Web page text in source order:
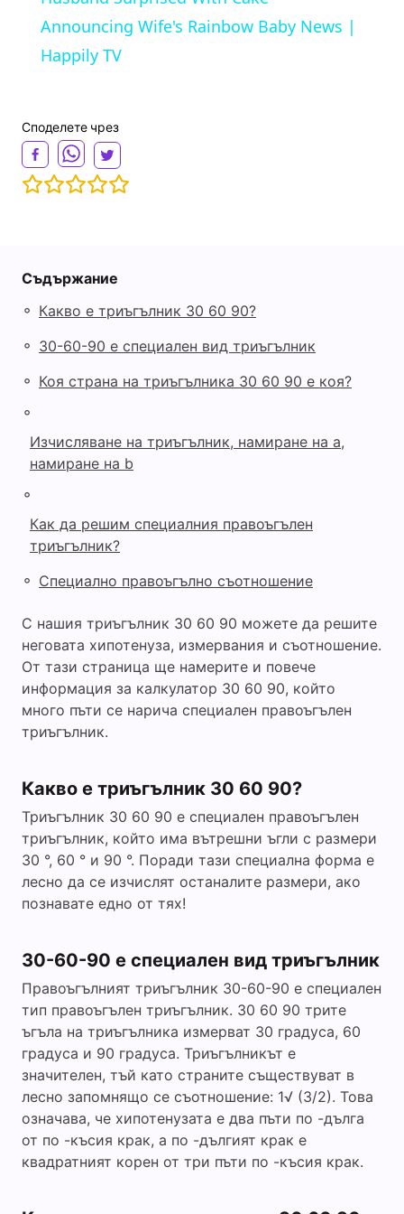
a
e
o
Announcing Wife's Rainbow Baby News |
Happily TV
Споделете чрез
Съдържание
◦ Какво е триъгълник 30 60 90?
◦ 30-60-90 е специален вид триъгълник
◦ Коя страна на триъгълника 30 60 90 е коя?
◦
Изчисляване на триъгълник, намиране на a,
намиране на b
◦
Как да решим специалния правоъгълен
триъгълник?
◦ Специално правоъгълно съотношение
С нашия триъгълник 30 60 90 можете да решите
неговата хипотенуза, измервания и съотношение.
От тази страница ще намерите и повече
информация за калкулатор 30 60 90, който
много пъти се нарича специален правоъгълен
триъгълник.
Какво е триъгълник 30 60 90?
Триъгълник 30 60 90 е специален правоъгълен
триъгълник, който има вътрешни ъгли с размери
30 °, 60 ° и 90 °. Поради тази специална форма е
лесно да се изчислят останалите размери, ако
познавате едно от тях!
30-60-90 е специален вид триъгълник
Правоъгълният триъгълник 30-60-90 е специален
тип правоъгълен триъгълник. 30 60 90 трите
ъгъла на триъгълника измерват 30 градуса, 60
градуса и 90 градуса. Триъгълникът е
значителен, тъй като страните съществуват в
лесно запомнящо се съотношение: 1√ (3/2). Това
означава, че хипотенузата е два пъти по -дълга
от по -късия крак, а по -дългият крак е
квадратният корен от три пъти по -късия крак.